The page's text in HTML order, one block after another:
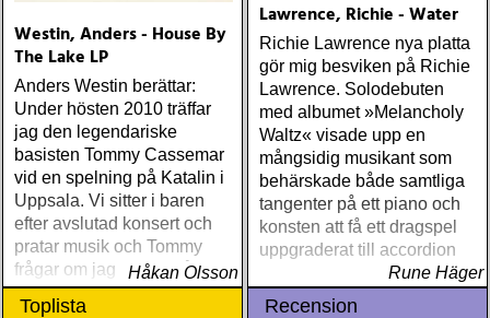
Westin, Anders - House By
The Lake LP
Anders Westin berättar:
Under hösten 2010 träffar
jag den legendariske
basisten Tommy Cassemar
vid en spelning på Katalin i
Uppsala. Vi sitter i baren
efter avslutad konsert och
pratar musik och Tommy
frågar om jag spelar något
instrument
Håkan Olsson
Lawrence, Richie - Water
Richie Lawrence nya platta
gör mig besviken på Richie
Lawrence. Solodebuten
med albumet »Melancholy
Waltz« visade upp en
mångsidig musikant som
behärskade både samtliga
tangenter på ett piano och
konsten att få ett dragspel
uppgraderat till accordion
Rune Häger
Toplista Recension